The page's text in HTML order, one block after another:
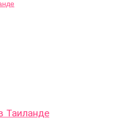
Таиланде